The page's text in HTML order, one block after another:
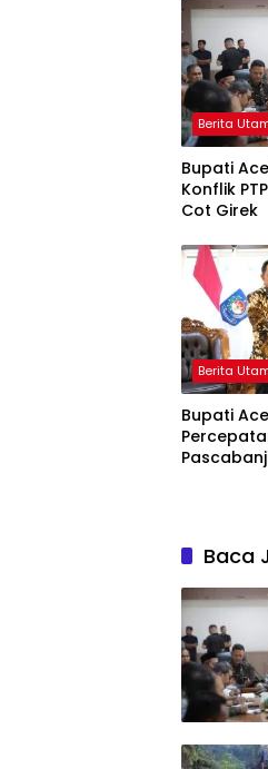
Berita
Bupati
Konflik
Cot Girek
Berita
Bupati
Baca